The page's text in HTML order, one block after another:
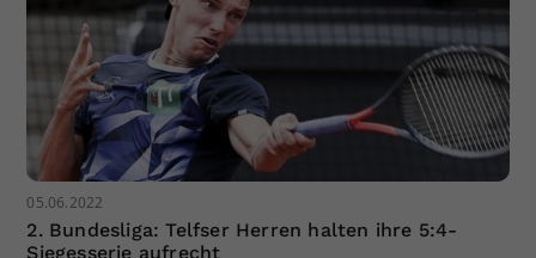
05.06.2022
2. Bundesliga: Telfser Herren halten ihre 5:4-
Siegesserie aufrecht